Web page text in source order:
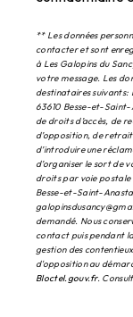
** Les données
contacter et sont
à Les Galopins du
votre message. Les
destinataires suivants:
63610 Besse-et-Saint-
de droits d’accès, de
d’opposition, de
d’introduire une
d’organiser le sort de
droits par voie postale
Besse-et-Saint-
demandé. Nous
contact puis pendant
gestion des
d'opposition au
Bloctel.gouv.fr.